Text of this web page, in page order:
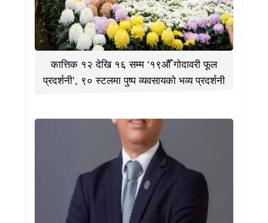
कात्तिक १२ देखि १६ सम्म ‘१९औँ गोदावरी फूल
प्रदर्शनी’, ९० स्टलमा पुष्प व्यवसायको भव्य प्रदर्शनी